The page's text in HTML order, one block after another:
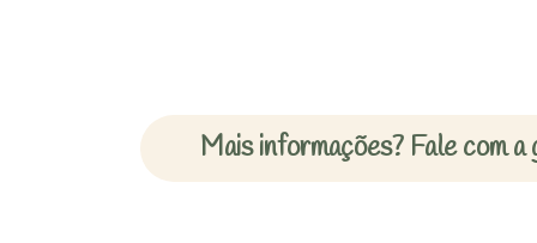
Mais informações? Fale com a